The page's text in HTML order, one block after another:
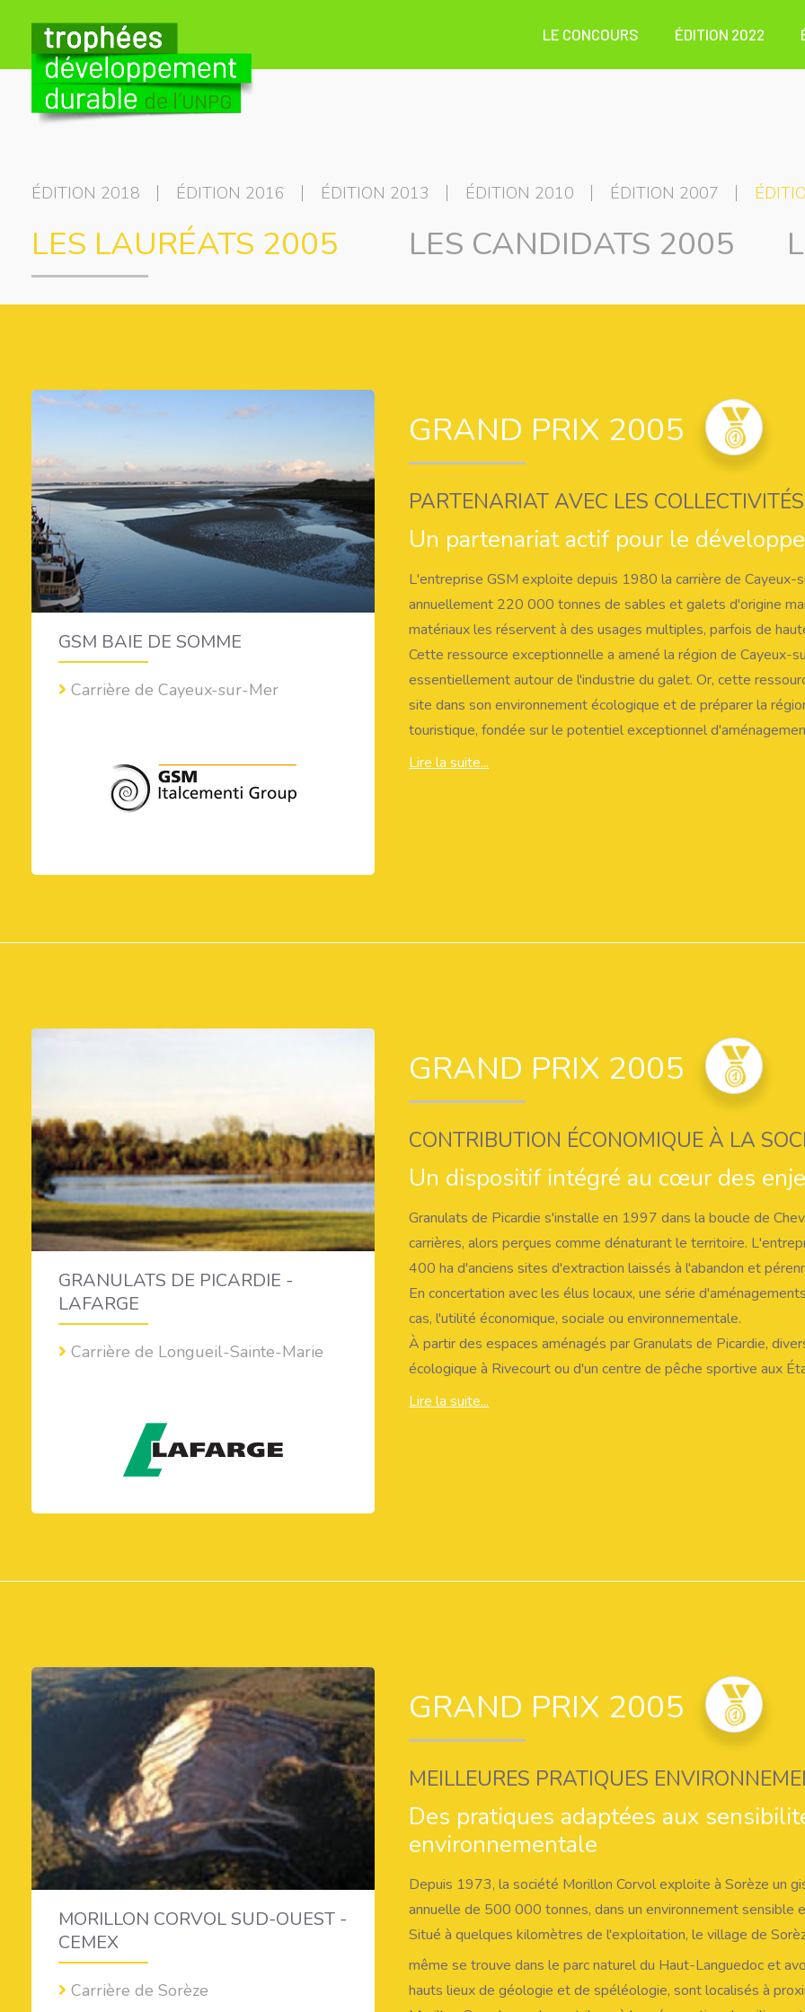
LE CONCOURS ÉDITION 2022
ÉDITION 2018 ÉDITION 2016 ÉDITION 2013 ÉDITION 2010 ÉDITION 2007
LES LAURÉATS 2005 LES CANDIDATS 2005
GSM BAIE DE SOMME
Carrière de Cayeux-sur-Mer
GRAND PRIX 2005
PARTENARIAT AVEC LES
Un partenariat actif pour le
L'entreprise GSM exploite depuis 1980 la carrière de
annuellement 220 000 tonnes de sables et galets d'origine
matériaux les réservent à des usages multiples, parfois de
Cette ressource exceptionnelle a amené la région de Cayeux-
essentiellement autour de l'industrie du galet. Or, cette
site dans son environnement écologique et de préparer la
touristique, fondée sur le potentiel exceptionnel
C'est dans ce but qu'une convention est signée en 1995 entre
Lire la suite...
GRANULATS DE PICARDIE -
LAFARGE
Carrière de Longueil-Sainte-Marie
GRAND PRIX 2005
CONTRIBUTION ÉCONOMIQUE À LA
Un dispositif intégré au cœur des
Granulats de Picardie s'installe en 1997 dans la boucle de
carrières, alors perçues comme dénaturant le territoire.
400 ha d'anciens sites d'extraction laissés à l'abandon et
En concertation avec les élus locaux, une série
cas, l'utilité économique, sociale ou environnementale.
À partir des espaces aménagés par Granulats de Picardie,
écologique à Rivecourt ou d'un centre de pêche sportive aux
plateforme multimodale pour optimiser les flux de matériaux
Lire la suite...
MORILLON CORVOL SUD-OUEST -
CEMEX
Carrière de Sorèze
GRAND PRIX 2005
MEILLEURES PRATIQUES
Des pratiques adaptées aux
environnementale
Depuis 1973, la société Morillon Corvol exploite à Sorèze un
annuelle de 500 000 tonnes, dans un environnement sensible
Situé à quelques kilomètres de l'exploitation, le village de
même se trouve dans le parc naturel du Haut-Languedoc et
hauts lieux de géologie et de spéléologie, sont localisés à